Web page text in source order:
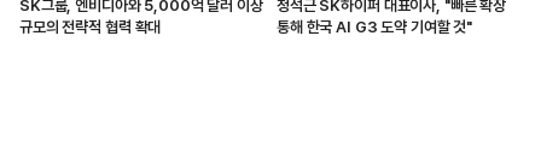
SK그룹, 엔비디아와 5,000억 달러 이상
규모의 전략적 협력 확대
정석근 SK하이퍼 대표이사, "빠른 확장
통해 한국 AI G3 도약 기여할 것"